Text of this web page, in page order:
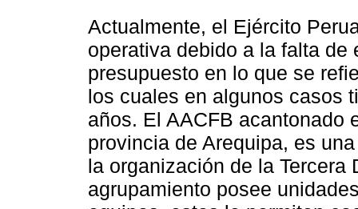
Actualmente, el Ejército
operativa debido a la falta
presupuesto en lo que se
los cuales en algunos casos
años. El AACFB acantonado
provincia de Arequipa, es
la organización de la Tercera
agrupamiento posee